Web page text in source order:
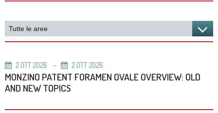
2 OTT 2026 2 OTT 2026
MONZINO PATENT FORAMEN OVALE OVERVIEW: OLD
AND NEW TOPICS